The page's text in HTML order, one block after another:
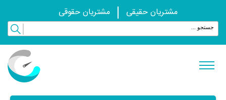
مشتریان حقیقی مشتریان حقوقی